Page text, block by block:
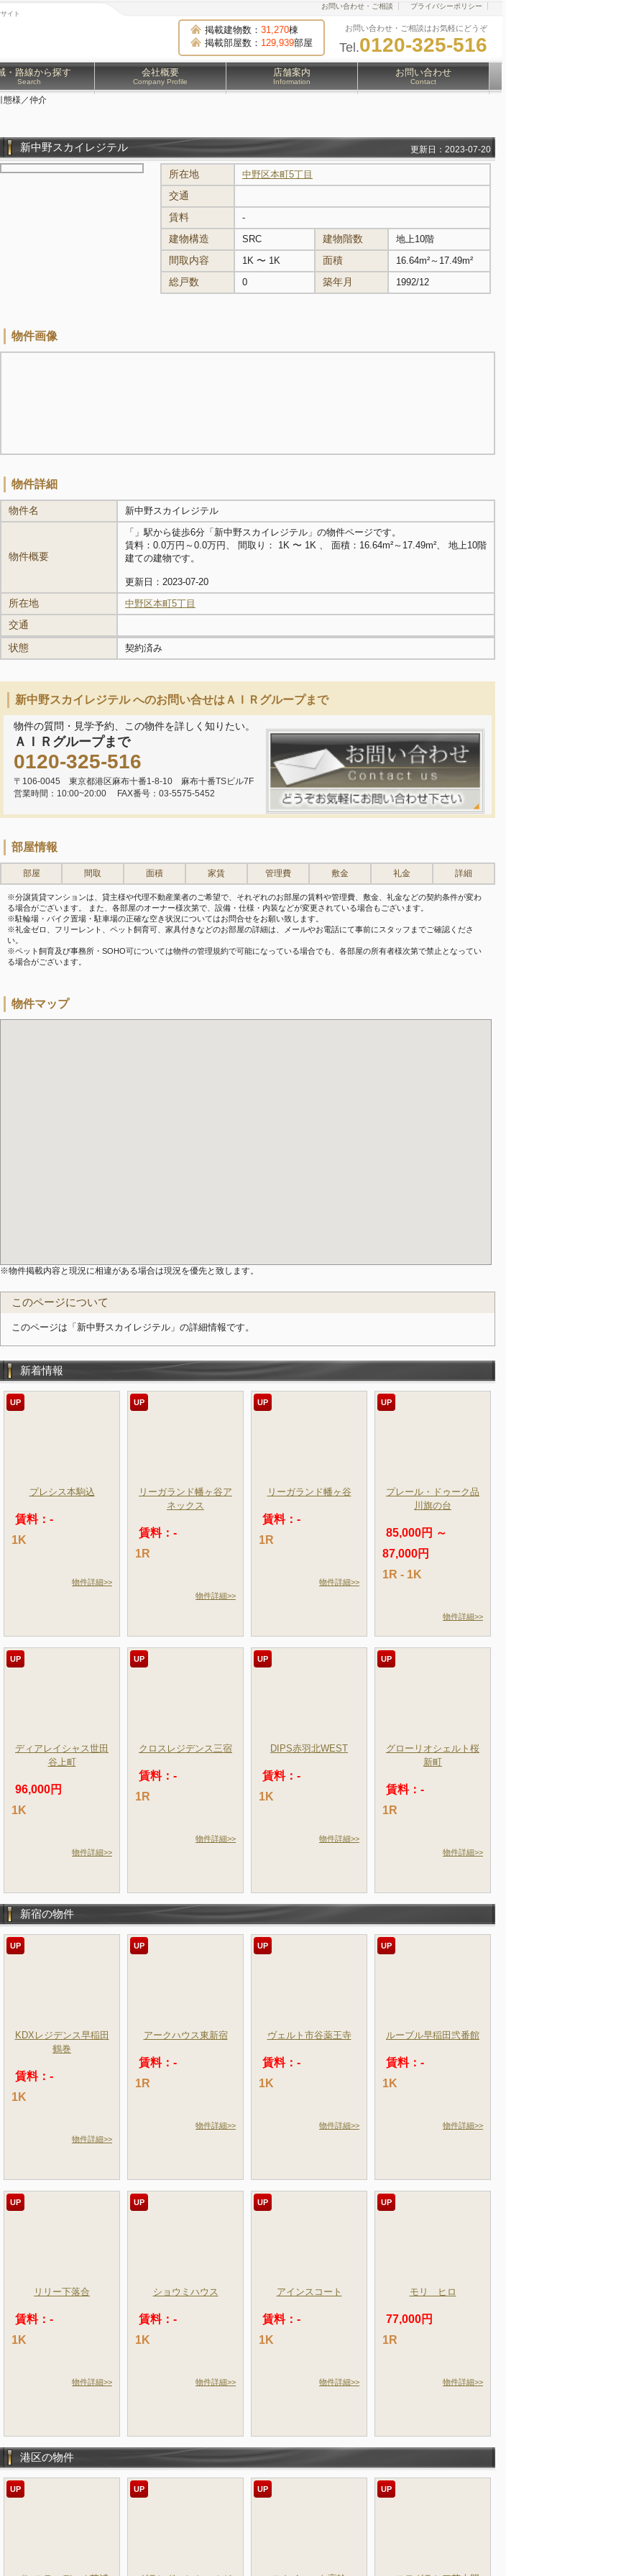
イト
掲載建物数： 31,270棟
掲載部屋数： 129,939部屋
お問い合わせ・ご相談はお気軽にどうぞ
Tel.0120-325-516
お問い合わせ・ご相談 プライバシーポリシー
・路線から探す
Search
会社概要
Company Profile
店舗案内
Information
お問い合わせ
Contact
態様／仲介
新中野スカイレジテル 更新日：2023-07-20
所在地 中野区本町5丁目
交通
賃料
-
建物構造 SRC 建物階数 地上10階
間取内容 1K 〜 1K 面積 16.64m²～17.49m²
総戸数 0 築年月 1992/12
物件画像
物件詳細
物件名 新中野スカイレジテル
物件概要
「 」駅から徒歩6分「新中野スカイレジテル」の物件ページです。
賃料：0.0万円～0.0万円、 間取り： 1K 〜 1K 、 面積：16.64m²～17.49m²、 地上10階
建ての建物です。
更新日：2023-07-20
所在地 中野区本町5丁目
交通
状態
契約済み
新中野スカイレジテル へのお問い合せはＡＩＲグループまで
物件の質問・見学予約、この物件を詳しく知りたい。
ＡＩＲグループまで
0120-325-516
〒106-0045 東京都港区麻布十番1-8-10 麻布十番TSビル7F
営業時間：10:00~20:00
FAX番号：03-5575-5452
部屋情報
部屋 間取 面積 家賃 管理費 敷金 礼金 詳細
※分譲賃貸マンションは、貸主様や代理不動産業者のご希望で、それぞれのお部屋の賃料や管理費、敷金、礼金などの契約条件が変わ
る場合がございます。 また、各部屋のオーナー様次第で、設備・仕様・内装などが変更されている場合もございます。
※駐輪場・バイク置場・駐車場の正確な空き状況についてはお問合せをお願い致します。
※礼金ゼロ、フリーレント、ペット飼育可、家具付きなどのお部屋の詳細は、メールやお電話にて事前にスタッフまでご確認くださ
い。
※ペット飼育及び事務所・SOHO可については物件の管理規約で可能になっている場合でも、各部屋の所有者様次第で禁止となってい
る場合がございます。
物件マップ
※物件掲載内容と現況に相違がある場合は現況を優先と致します。
このページについて
このページは「新中野スカイレジテル」の詳細情報です。
新着情報
UP
プレシス本駒込
賃料：-
1K
物件詳細>>
UP
リーガランド幡ヶ谷ア
ネックス
賃料：-
1R
物件詳細>>
UP
リーガランド幡ヶ谷
賃料：-
1R
物件詳細>>
UP
プレール・ドゥーク品
川旗の台
85,000円 ～
87,000円
1R - 1K
物件詳細>>
UP
ディアレイシャス世田
谷上町
96,000円
1K
物件詳細>>
UP
クロスレジデンス三宿
賃料：-
1R
物件詳細>>
UP
DIPS赤羽北WEST
賃料：-
1K
物件詳細>>
UP
グローリオシェルト桜
新町
賃料：-
1R
物件詳細>>
新宿の物件
UP
KDXレジデンス早稲田
鶴巻
賃料：-
1K
物件詳細>>
UP
アークハウス東新宿
賃料：-
1R
物件詳細>>
UP
ヴェルト市谷薬王寺
賃料：-
1K
物件詳細>>
UP
ルーブル早稲田弐番館
賃料：-
1K
物件詳細>>
UP
リリー下落合
賃料：-
1K
物件詳細>>
UP
ショウミハウス
賃料：-
1K
物件詳細>>
UP
アインスコート
賃料：-
1K
物件詳細>>
UP
モリ ヒロ
77,000円
1R
物件詳細>>
港区の物件
UP UP UP UP